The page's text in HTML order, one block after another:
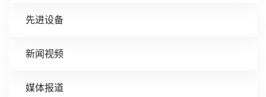
先进设备
新闻视频
媒体报道